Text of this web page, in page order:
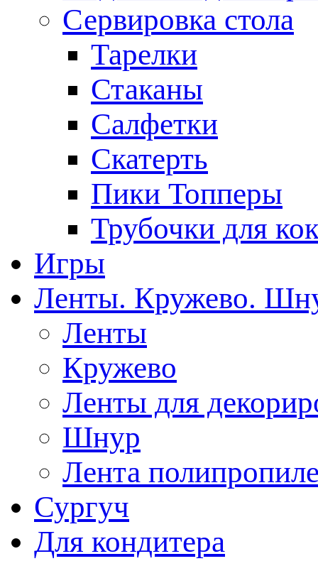
Сервировка стола
Тарелки
Стаканы
Салфетки
Скатерть
Пики Топперы
Трубочки для
Игры
Ленты. Кружево.
Ленты
Кружево
Ленты для
Шнур
Лента
Сургуч
Для кондитера